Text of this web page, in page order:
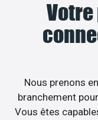
Nous prenons
branchement
Vous êtes